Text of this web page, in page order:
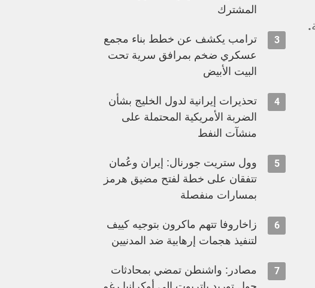
المشترك
3
ترامب يكشف عن خطط بناء مجمع
عسكري ضخم بمرافق سرية تحت
البيت الأبيض
4
تحذيرات إيرانية لدول الخليج بشأن
الضربة الأمريكية المحتملة على
منشآت النفط
5
وول ستريت جورنال: إيران وعُمان
تتفقان على خطة لفتح مضيق هرمز
بمسارات منفصلة
6
زاخاروفا تتهم ماكرون بتوجيه كييف
لتنفيذ هجمات إرهابية ضد المدنيين
7
مصادر: واشنطن تمضي بمحادثات